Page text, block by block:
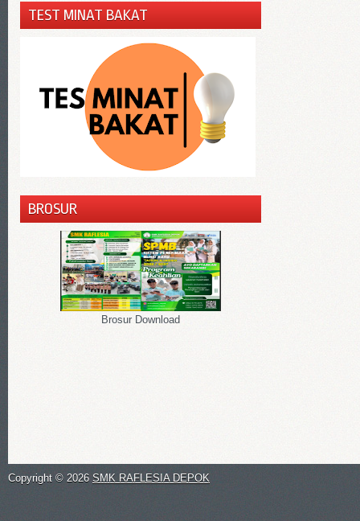
TEST MINAT BAKAT
BROSUR
Brosur Download
Copyright © 2026 SMK RAFLESIA DEPOK